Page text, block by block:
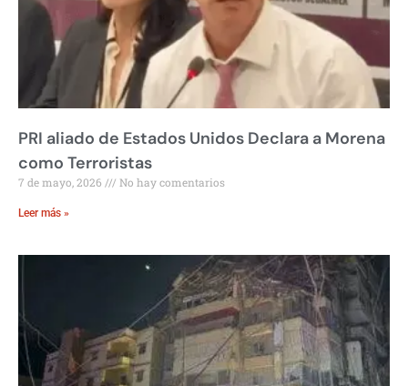
PRI aliado de Estados Unidos Declara a Morena
como Terroristas
7 de mayo, 2026 No hay comentarios
Leer más »